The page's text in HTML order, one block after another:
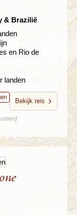
& Brazilië
en Rio de
landen
Bekijk reis